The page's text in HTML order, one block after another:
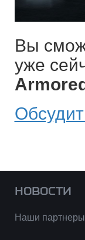
Вы
уже
НОВОСТИ
Наши партнеры